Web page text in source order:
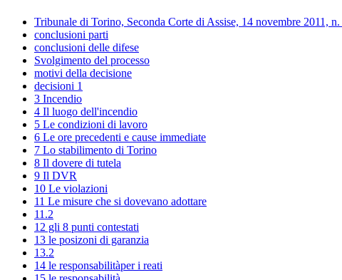
Tribunale di Torino, Seconda Corte di Assise, 14 novembre 2011,
conclusioni parti
conclusioni delle difese
Svolgimento del processo
motivi della decisione
decisioni 1
3 Incendio
4 Il luogo dell'incendio
5 Le condizioni di lavoro
6 Le ore precedenti e cause immediate
7 Lo stabilimento di Torino
8 Il dovere di tutela
9 Il DVR
10 Le violazioni
11 Le misure che si dovevano adottare
11.2
12 gli 8 punti contestati
13 le posizoni di garanzia
13.2
14 le responsabilitàper i reati